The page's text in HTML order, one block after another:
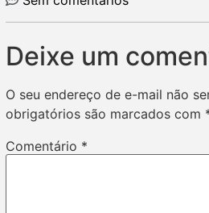
Deixe um
O seu endereço de e-mail não
obrigatórios são marcados com
Comentário *